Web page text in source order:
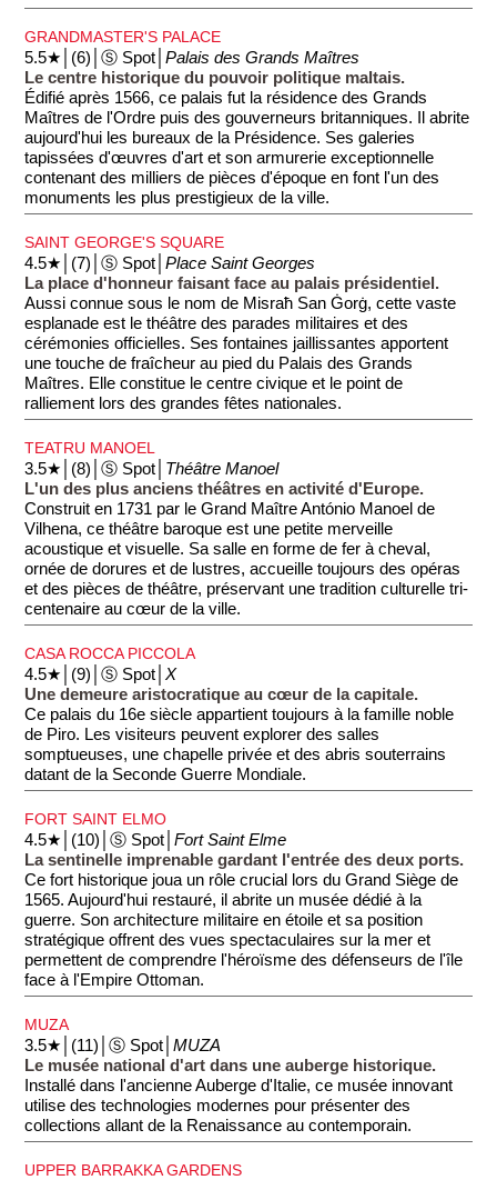
GRANDMASTER'S PALACE
5.5★│(6)│Ⓢ Spot│Palais des Grands Maîtres
Le centre historique du pouvoir politique maltais.
Édifié après 1566, ce palais fut la résidence des Grands
Maîtres de l'Ordre puis des gouverneurs britanniques. Il abrite
aujourd'hui les bureaux de la Présidence. Ses galeries
tapissées d'œuvres d'art et son armurerie exceptionnelle
contenant des milliers de pièces d'époque en font l'un des
monuments les plus prestigieux de la ville.
SAINT GEORGE'S SQUARE
4.5★│(7)│Ⓢ Spot│Place Saint Georges
La place d'honneur faisant face au palais présidentiel.
Aussi connue sous le nom de Misraħ San Ġorġ, cette vaste
esplanade est le théâtre des parades militaires et des
cérémonies officielles. Ses fontaines jaillissantes apportent
une touche de fraîcheur au pied du Palais des Grands
Maîtres. Elle constitue le centre civique et le point de
ralliement lors des grandes fêtes nationales.
TEATRU MANOEL
3.5★│(8)│Ⓢ Spot│ Théâtre Manoel
L'un des plus anciens théâtres en activité d'Europe.
Construit en 1731 par le Grand Maître António Manoel de
Vilhena, ce théâtre baroque est une petite merveille
acoustique et visuelle. Sa salle en forme de fer à cheval,
ornée de dorures et de lustres, accueille toujours des opéras
et des pièces de théâtre, préservant une tradition culturelle tri-
centenaire au cœur de la ville.
CASA ROCCA PICCOLA
4.5★│(9)│Ⓢ Spot│X
Une demeure aristocratique au cœur de la capitale.
Ce palais du 16e siècle appartient toujours à la famille noble
de Piro. Les visiteurs peuvent explorer des salles
somptueuses, une chapelle privée et des abris souterrains
datant de la Seconde Guerre Mondiale.
FORT SAINT ELMO
4.5★│(10)│Ⓢ Spot│Fort Saint Elme
La sentinelle imprenable gardant l'entrée des deux ports.
Ce fort historique joua un rôle crucial lors du Grand Siège de
1565. Aujourd'hui restauré, il abrite un musée dédié à la
guerre. Son architecture militaire en étoile et sa position
stratégique offrent des vues spectaculaires sur la mer et
permettent de comprendre l'héroïsme des défenseurs de l'île
face à l'Empire Ottoman.
MUZA
3.5★│(11)│Ⓢ Spot│MUZA
Le musée national d'art dans une auberge historique.
Installé dans l'ancienne Auberge d'Italie, ce musée innovant
utilise des technologies modernes pour présenter des
collections allant de la Renaissance au contemporain.
UPPER BARRAKKA GARDENS